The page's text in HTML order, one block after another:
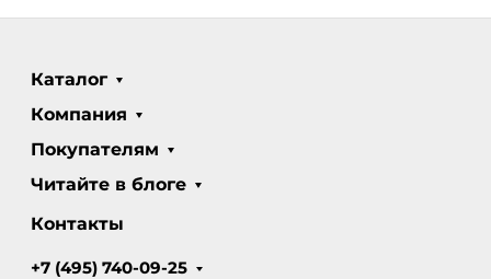
Каталог
Компания
Покупателям
Читайте в блоге
Контакты
+7 (495) 740-09-25